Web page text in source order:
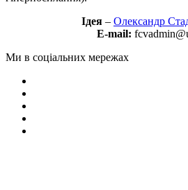
Ідея – Олександр
E-mail:
Ми в соціальних мережах